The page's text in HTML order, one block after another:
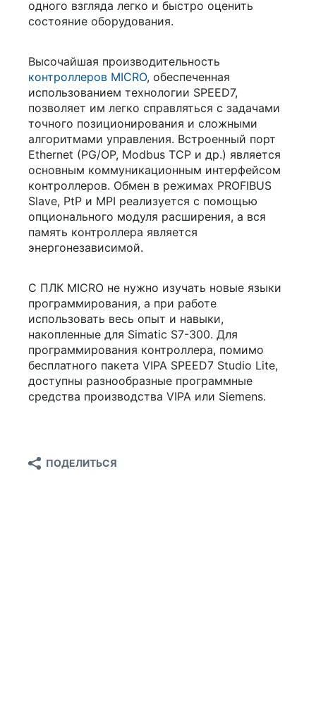
одного взгляда легко и быстро оценить
состояние оборудования.
Высочайшая производительность
контроллеров MICRO, обеспеченная
использованием технологии SPEED7,
позволяет им легко справляться с задачами
точного позиционирования и сложными
алгоритмами управления. Встроенный порт
Ethernet (PG/OP, Modbus TCP и др.) является
основным коммуникационным интерфейсом
контроллеров. Обмен в режимах PROFIBUS
Slave, PtP и MPI реализуется с помощью
опционального модуля расширения, а вся
память контроллера является
энергонезависимой.
С ПЛК MICRO не нужно изучать новые языки
программирования, а при работе
использовать весь опыт и навыки,
накопленные для Simatic S7-300. Для
программирования контроллера, помимо
бесплатного пакета VIPA SPEED7 Studio Lite,
доступны разнообразные программные
средства производства VIPA или Siemens.
ПОДЕЛИТЬСЯ